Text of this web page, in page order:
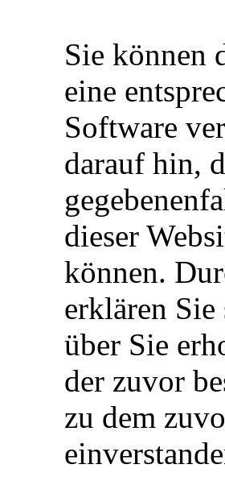
Sie können
eine
Software
darauf hin,
dieser
können.
erklären
über Sie
der zuvor
zu dem